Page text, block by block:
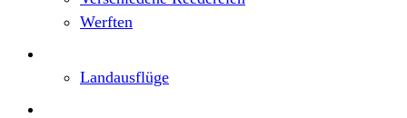
Werften
Landausflüge